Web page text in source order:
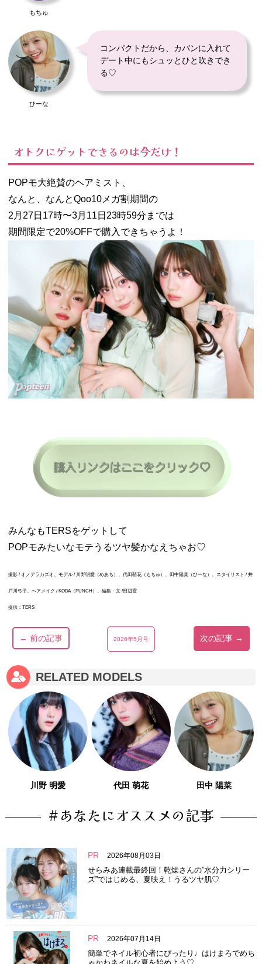
もちゅ
ひーな
コンパクトだから、カバンに入れて
デート中にもシュッとひと吹きでき
る♡
オトクにゲットできるのは今だけ！
POPモ大絶賛のヘアミスト、
なんと、なんとQoo10メガ割期間の
2月27日17時〜3月11日23時59分までは
期間限定で20%OFFで購入できちゃうよ！
みんなもTERSをゲットして
POPモみたいなモテうるツヤ髪かなえちゃお♡
撮影 / オノデラカズオ、モデル / 川野明愛（めあち）、代田萌花（もちゅ）、田中陽菜（ひーな）、スタイリスト / 井
戸川弓子、ヘアメイク / KOBA（PUNCH）、編集・文 /田辺霞
提供：TERS
← 前の記事 2026年5月号 次の記事 →
RELATED MODELS
川野 明愛 代田 萌花 田中 陽菜
#あなたにオススメの記事
PR 2026年08月03日
せらみあ連載最終回！乾燥さんの”水分力シリー
ズ”ではじめる、夏映え！うるツヤ肌♡
PR 2026年07月14日
簡単でネイル初心者にぴったり♩はけまろでめち